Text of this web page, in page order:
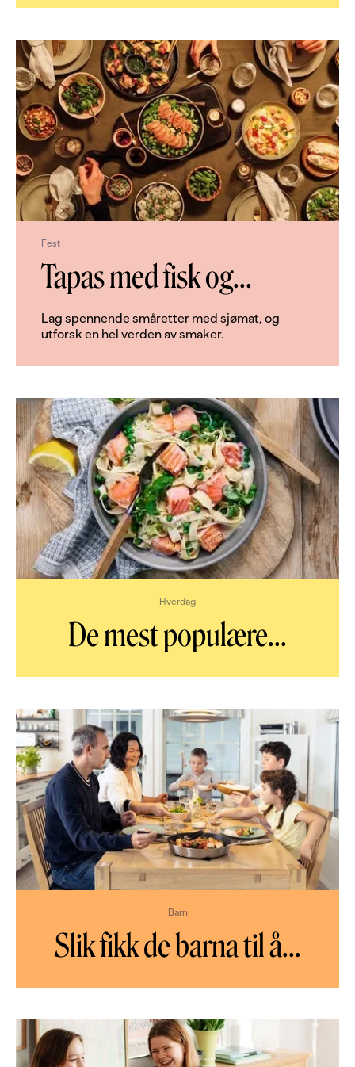
Fest
Tapas med fisk og...
Lag spennende småretter med sjømat, og
utforsk en hel verden av smaker.
Hverdag
De mest populære...
Barn
Slik fikk de barna til å...